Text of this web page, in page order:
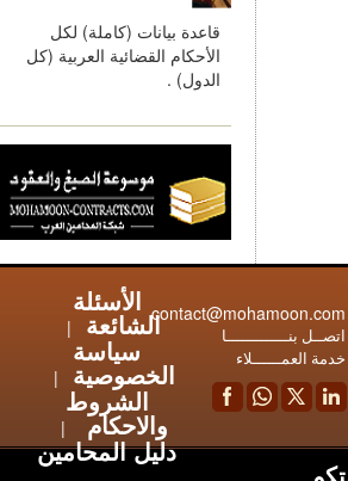
قاعدة بيانات (كاملة) لكل
الأحكام القضائية العربية (كل
الدول) .
الأسئلة
الشائعة |
سياسة
الخصوصية |
الشروط
والاحكام |
دليل المحامين